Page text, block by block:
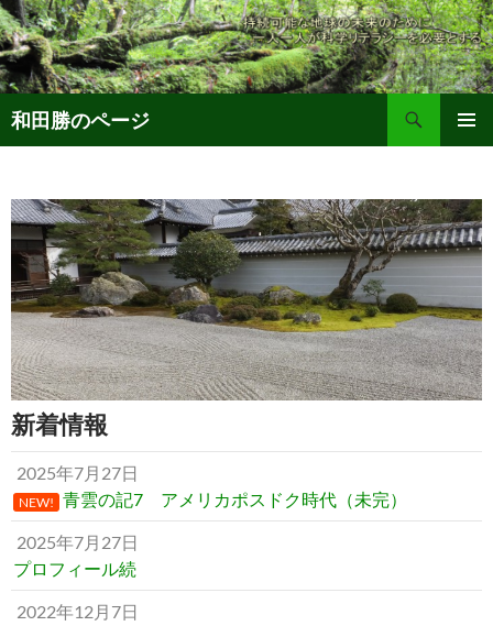
コ
ン
テ
ン
ツ
へ
キ
ッ
プ
和田勝のページ
検
索
トップページ
新着情報
2025年7月27日
NEW! 青雲の記7 アメリカポスドク時代（未完）
2025年7月27日
プロフィール続
2022年12月7日